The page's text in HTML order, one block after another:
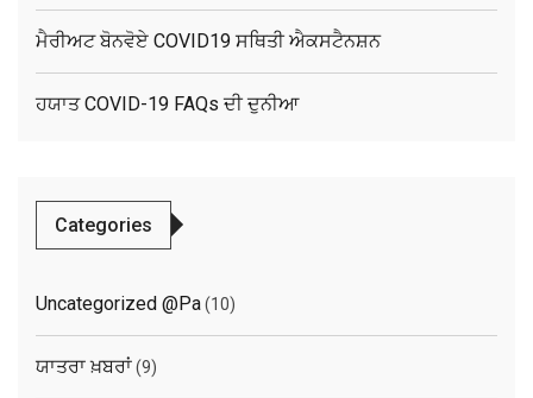
ਮੈਰੀਅਟ ਬੋਨਵੋਏ COVID19 ਸਥਿਤੀ ਐਕਸਟੈਨਸ਼ਨ
ਹਯਾਤ COVID-19 FAQs ਦੀ ਦੁਨੀਆ
Categories
Uncategorized @pa(10)
ਯਾਤਰਾ ਖ਼ਬਰਾਂ(9)